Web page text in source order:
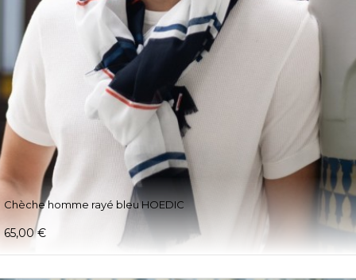
Chèche homme rayé bleu HOEDIC
65,00 €